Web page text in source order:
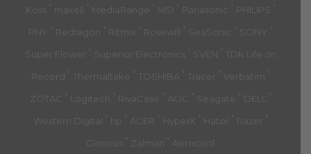
Koss ' maxell ' MediaRange ' MSI ' Panasonic ' PHILIPS '
PNY ' Redragon ' Ritmix ' Rosewill ' SeaSonic ' SONY '
Super Flower ' Superior Electronics ' SVEN ' TDK Life on
Record ' Thermaltake ' TOSHIBA ' Tracer ' Verbatim '
ZOTAC ' Logitech ' RivaCase ' AOC ' Seagate ' DELL '
Western Digital ' hp ' ACER ' HyperX ' Hator ' Razer '
Glorious ' Zalman ' Aerocool